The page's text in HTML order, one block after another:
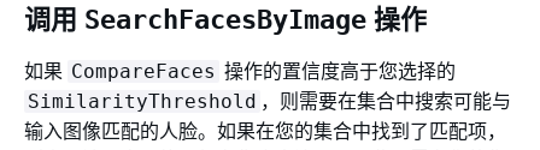
调用 SearchFacesByImage 操作
如果 CompareFaces 操作的置信度高于您选择的
SimilarityThreshold ，则需要在集合中搜索可能与
输入图像匹配的人脸。如果在您的集合中找到了匹配项，